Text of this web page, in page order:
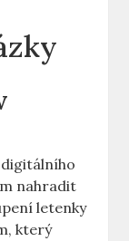
nahradit
letenky
který